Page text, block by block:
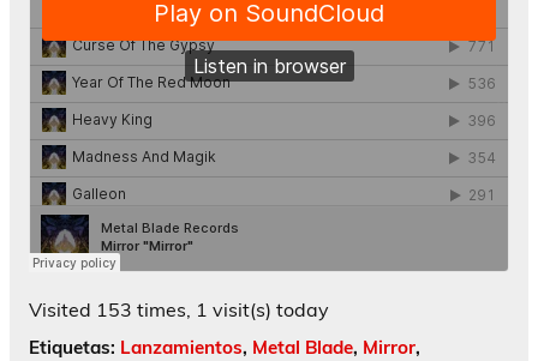
Visited 153 times, 1 visit(s) today
Etiquetas: Lanzamientos, Metal Blade, Mirror,